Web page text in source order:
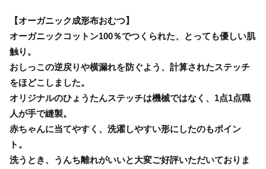
【オーガニック成形布おむつ】
オーガニックコットン100％でつくられた、とっても優しい肌
触り。
おしっこの逆戻りや横漏れを防ぐよう、計算されたステッチ
をほどこしました。
オリジナルのひょうたんステッチは機械ではなく、1点1点職
人が手で縫製。
赤ちゃんに当てやすく、洗濯しやすい形にしたのもポイン
ト。
洗うとき、うんち離れがいいと大変ご好評いただいておりま